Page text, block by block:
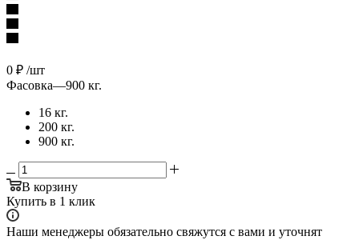
0 ₽ /шт
Фасовка—900 кг.
16 кг.
200 кг.
900 кг.
В корзину
Купить в 1 клик
Наши менеджеры обязательно свяжутся с вами и уточнят